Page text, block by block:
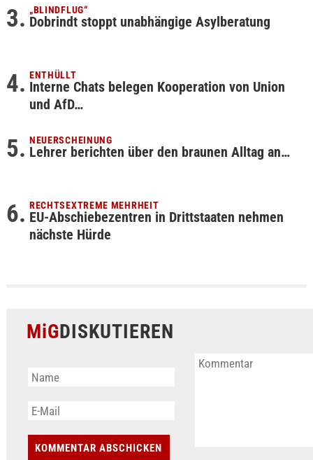
„BLINDFLUG“
Dobrindt stoppt unabhängige Asylberatung
ENTHÜLLT
Interne Chats belegen Kooperation von Union
und AfD…
NEUERSCHEINUNG
Lehrer berichten über den braunen Alltag an…
RECHTSEXTREME MEHRHEIT
EU-Abschiebezentren in Drittstaaten nehmen
nächste Hürde
MiGDISKUTIEREN